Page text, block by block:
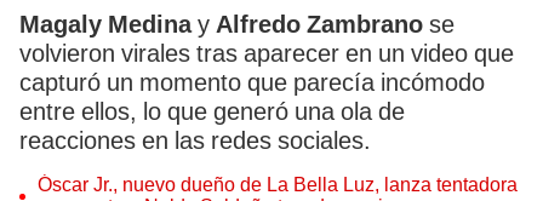
Magaly Medinay Alfredo Zambrano se
volvieron virales tras aparecer en un video que
capturó un momento que parecía incómodo
entre ellos, lo que generó una ola de
reacciones en las redes sociales.
Óscar Jr., nuevo dueño de La Bella Luz, lanza tentadora